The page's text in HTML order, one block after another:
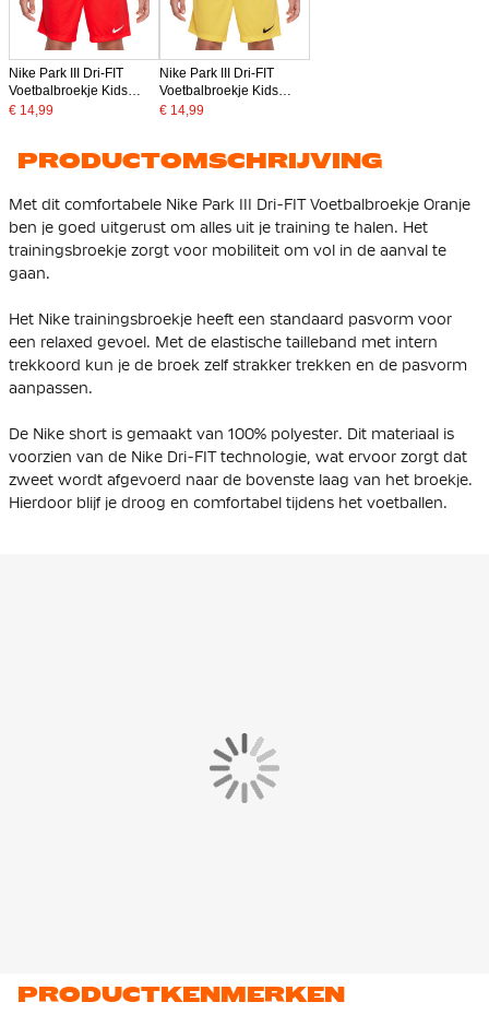
Nike Park III Dri-FIT
Voetbalbroekje Kids
Rood
€ 14,99
Nike Park III Dri-FIT
Voetbalbroekje Kids
Geel
€ 14,99
PRODUCTOMSCHRIJVING
Met dit comfortabele Nike Park III Dri-FIT Voetbalbroekje Oranje
ben je goed uitgerust om alles uit je training te halen. Het
trainingsbroekje zorgt voor mobiliteit om vol in de aanval te
gaan.
Het Nike trainingsbroekje heeft een standaard pasvorm voor
een relaxed gevoel. Met de elastische tailleband met intern
trekkoord kun je de broek zelf strakker trekken en de pasvorm
aanpassen.
De Nike short is gemaakt van 100% polyester. Dit materiaal is
voorzien van de Nike Dri-FIT technologie, wat ervoor zorgt dat
zweet wordt afgevoerd naar de bovenste laag van het broekje.
Hierdoor blijf je droog en comfortabel tijdens het voetballen.
PRODUCTKENMERKEN